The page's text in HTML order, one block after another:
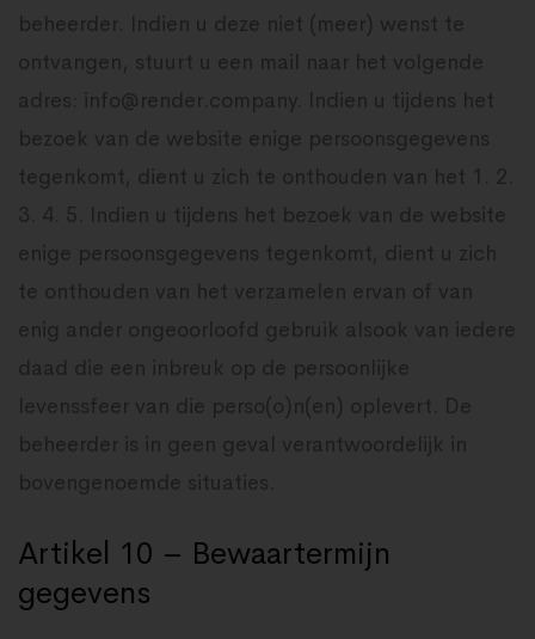
beheerder. Indien u deze niet (meer) wenst te
ontvangen, stuurt u een mail naar het volgende
adres: info@render.company. Indien u tijdens het
bezoek van de website enige persoonsgegevens
tegenkomt, dient u zich te onthouden van het 1. 2.
3. 4. 5. Indien u tijdens het bezoek van de website
enige persoonsgegevens tegenkomt, dient u zich
te onthouden van het verzamelen ervan of van
enig ander ongeoorloofd gebruik alsook van iedere
daad die een inbreuk op de persoonlijke
levenssfeer van die perso(o)n(en) oplevert. De
beheerder is in geen geval verantwoordelijk in
bovengenoemde situaties.
Artikel 10 – Bewaartermijn
gegevens